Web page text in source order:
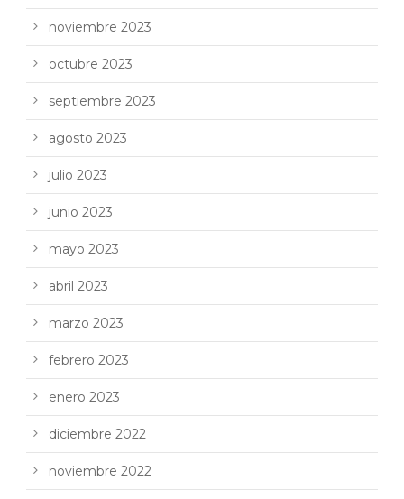
noviembre 2023
octubre 2023
septiembre 2023
agosto 2023
julio 2023
junio 2023
mayo 2023
abril 2023
marzo 2023
febrero 2023
enero 2023
diciembre 2022
noviembre 2022